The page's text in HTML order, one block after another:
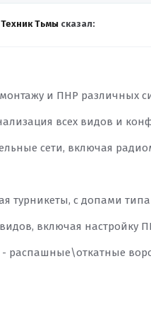
Техник Тьмы сказал:
и ПНР различных
всех видов и
сети, включая
турникеты, с допами
включая настройку
- распашные\откатные